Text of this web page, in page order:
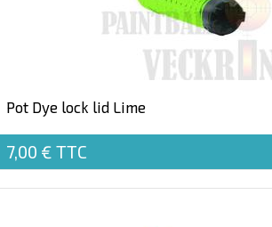
Pot Dye lock lid Lime
7,00 € TTC